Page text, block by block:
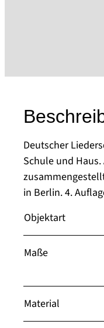
Deutscher
Schule und
in Berlin. 4.
Objektart
Maße
Material